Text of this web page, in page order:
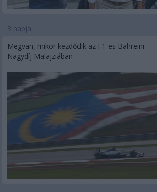
3 napja
Megvan, mikor kezdődik az F1-es Bahreini
Nagydíj Malajziában